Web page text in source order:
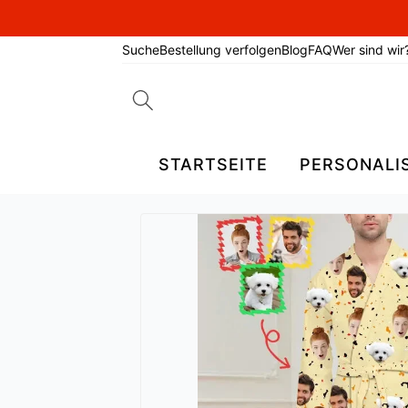
SucheBestellung verfolgenBlogFAQWer sind
STARTSEITE